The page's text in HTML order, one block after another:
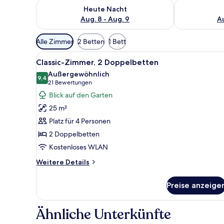
Heute Nacht
Aug. 8 - Aug. 9
Überprüfe die Verfügbarkeit für heute Nacht, Aug. 8
Überprüfe
Verfügbare
Filter
für
Zimmer
Alle Zimmer 2 Betten 1 Bett
Alle
Fotos
für
Classic-
Zimmer,
2 Doppelbetten
anzeigen
Ein Hotelzimmer mit zwei
11
Classic-Zimmer, 2 Doppelbetten
9,49,4 von 10
Außergewöhnlich
21 Bewertungen
(21
Bewertungen)
Blick auf den Garten
25 m²
Platz für 4 Personen
2 Doppelbetten
Kostenloses WLAN
Weitere Details
Weitere
Zimmer,
2 Doppelbetten
Preise
Ähnliche Unterkünfte